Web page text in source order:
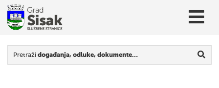
Pretraži događanja, odluke, dokumente…